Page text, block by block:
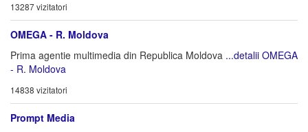
13287 vizitatori
OMEGA - R. Moldova
Prima agentie multimedia din Republica Moldova ...detalii OMEGA
- R. Moldova
14838 vizitatori
Prompt Media